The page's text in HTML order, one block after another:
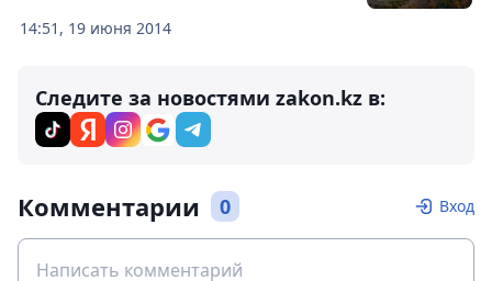
14:51, 19 июня 2014
Следите за новостями zakon.kz в:
Комментарии 0 Вход